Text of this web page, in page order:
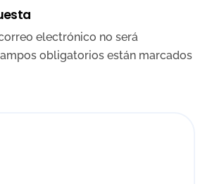
electrónico no será
obligatorios están marcados